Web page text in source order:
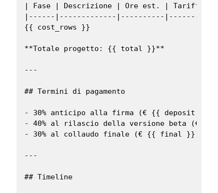
| Fase | Descrizione | Ore est. | Tariffa |
|------|-------------|----------|---------
{{ cost_rows }}
**Totale progetto: {{ total }}**
---
## Termini di pagamento
- 30% anticipo alla firma (€ {{ deposit }})
- 40% al rilascio della versione beta (€ {{
- 30% al collaudo finale (€ {{ final }})
---
## Timeline